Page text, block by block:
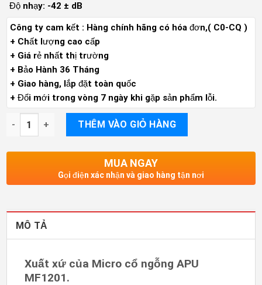
Độ nhạy: -42 ± dB
Công ty cam kết : Hàng chính hãng có hóa đơn,( C0-CQ )
+ Chất lượng cao cấp
+ Giá rẻ nhất thị trường
+ Bảo Hành 36 Tháng
+ Giao hàng, lắp đặt toàn quốc
+ Đổi mới trong vòng 7 ngày khi gặp sản phẩm lỗi.
Micro cổ ngỗng APU MF1201, âm thanh tốt, giá rẻ, BH 12
THÊM VÀO GIỎ HÀNG
MUA NGAY
Gọi điện xác nhận và giao hàng tận nơi
MÔ TẢ
Xuất xứ của Micro cổ ngỗng APU
MF1201.